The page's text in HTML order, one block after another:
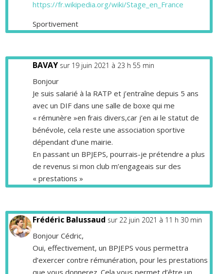
https://fr.wikipedia.org/wiki/Stage_en_France
Sportivement
BAVAY sur 19 juin 2021 à 23 h 55 min
Bonjour
Je suis salarié à la RATP et j’entraîne depuis 5 ans
avec un DIF dans une salle de boxe qui me
« rémunère »en frais divers,car j’en ai le statut de
bénévole, cela reste une association sportive
dépendant d’une mairie.
En passant un BPJEPS, pourrais-je prétendre a plus
de revenus si mon club m’engageais sur des
« prestations »
Frédéric Balussaud sur 22 juin 2021 à 11 h 30 min
Bonjour Cédric,
Oui, effectivement, un BPJEPS vous permettra
d’exercer contre rémunération, pour les prestations
que vous donnerez. Cela vous permet d’être un